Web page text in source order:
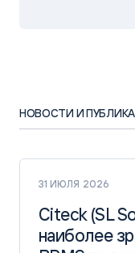
НОВОСТИ И
31 ИЮЛЯ 2026
Citeck (SL
наиболее
Citeck (SL
наиболее